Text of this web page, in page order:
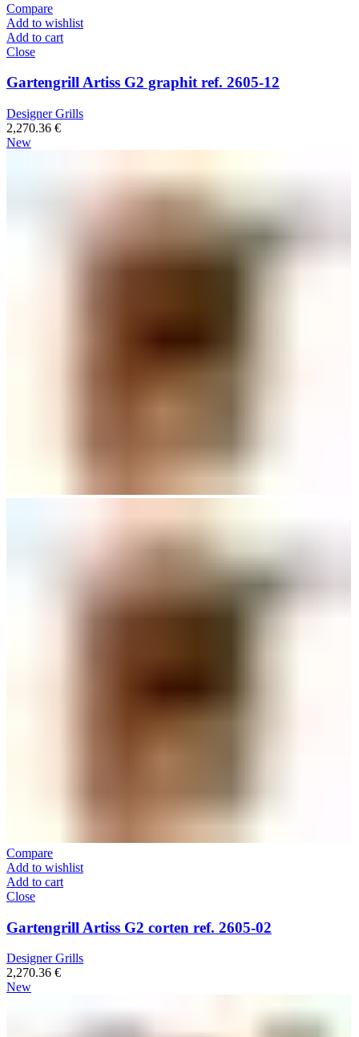
Compare
Add to wishlist
Add to cart
Close
Gartengrill Artiss G2 graphit ref. 2605-12
Designer Grills
2,270.36 €
New
Compare
Add to wishlist
Add to cart
Close
Gartengrill Artiss G2 corten ref. 2605-02
Designer Grills
2,270.36 €
New